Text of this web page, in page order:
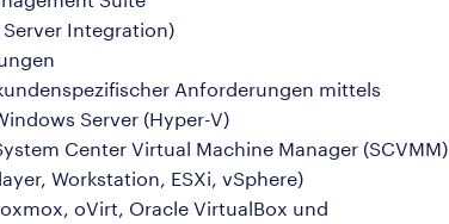
Server Integration)
Anforderungen mittels
Server (Hyper-V)
Center Virtual Machine Manager (SCVMM)
Workstation, ESXi, vSphere)
oVirt, Oracle VirtualBox und